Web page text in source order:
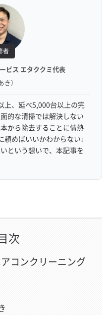
者
ビス エタククミ代表
き）
上、延べ5,000台以上の完
的な清掃では解決しない
から除去することに情熱
頼めばいいかわからない」
という想いで、本記事を
次
コンクリーニング